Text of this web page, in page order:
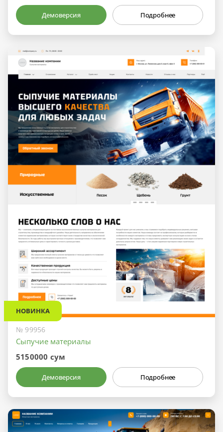
Демоверсия Подробнее
НОВИНКА
№ 99956
Сыпучие материалы
5150000 сум
Демоверсия Подробнее